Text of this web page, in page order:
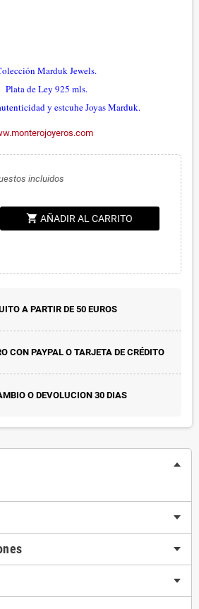
Marduk Jewels.
Plata de Ley 925 mls.
y estcuhe Joyas Marduk.
incluidos
shopping_cart AÑADIR AL CARRITO
A PARTIR DE 50 EUROS
CON PAYPAL O TARJETA DE CRÉDITO
O DEVOLUCION 30 DIAS